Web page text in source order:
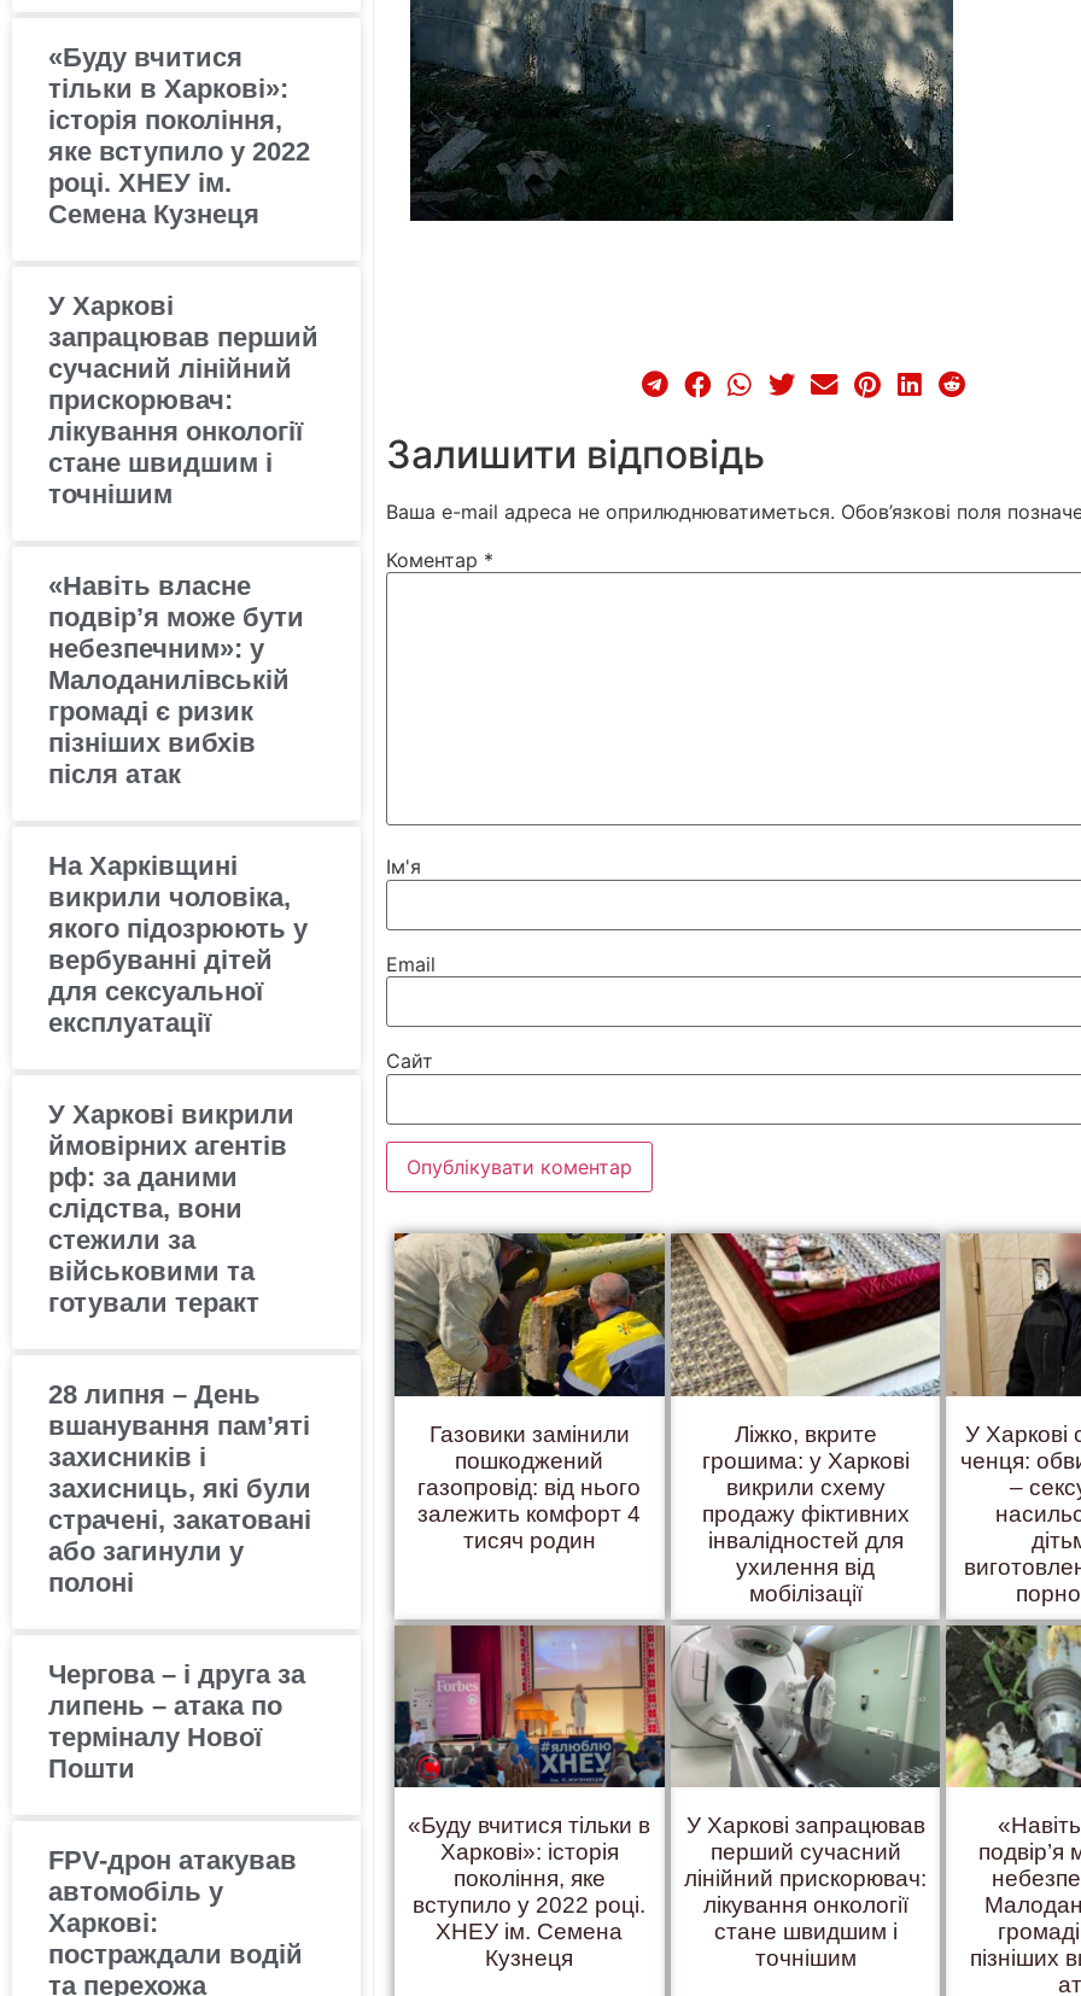
«Буду вчитися
тільки в Харкові»:
історія покоління,
яке вступило у 2022
році. ХНЕУ ім.
Семена Кузнеця
У Харкові
запрацював перший
сучасний лінійний
прискорювач:
лікування онкології
стане швидшим і
точнішим
«Навіть власне
подвір’я може бути
небезпечним»: у
Малоданилівській
громаді є ризик
пізніших вибхів
після атак
На Харківщині
викрили чоловіка,
якого підозрюють у
вербуванні дітей
для сексуальної
експлуатації
У Харкові викрили
ймовірних агентів
рф: за даними
слідства, вони
стежили за
військовими та
готували теракт
28 липня – День
вшанування пам’яті
захисників і
захисниць, які були
страчені, закатовані
або загинули у
полоні
Чергова – і друга за
липень – атака по
терміналу Нової
Пошти
FPV-дрон атакував
автомобіль у
Харкові:
постраждали водій
та перехожа
Залишити відповідь
Ваша e-mail адреса не оприлюднюватиметься. Обов’язкові поля
Коментар *
Ім'я
Email
Сайт
Газовики замінили
пошкоджений
газопровід: від нього
залежить комфорт 4
тисяч родин
Ліжко, вкрите
грошима: у Харкові
викрили схему
продажу фіктивних
інвалідностей для
ухилення від
мобілізації
У Харкові
ченця:
–
«Буду вчитися тільки в
Харкові»: історія
покоління, яке
вступило у 2022 році.
ХНЕУ ім. Семена
Кузнеця
У Харкові запрацював
перший сучасний
лінійний прискорювач:
лікування онкології
стане швидшим і
точнішим
пізніших